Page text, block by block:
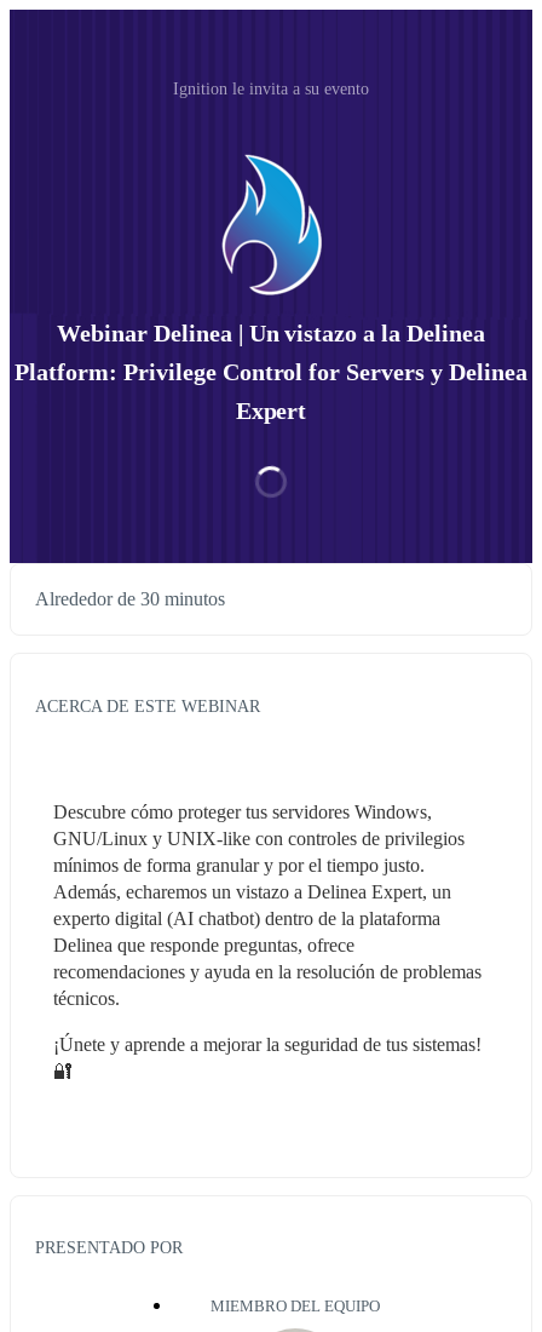
Ignition le invita a su evento
Webinar Delinea | Un vistazo a la Delinea
Platform: Privilege Control for Servers y Delinea
Expert
Alrededor de 30 minutos
ACERCA DE ESTE WEBINAR
Descubre cómo proteger tus servidores Windows,
GNU/Linux y UNIX-like con controles de privilegios
mínimos de forma granular y por el tiempo justo.
Además, echaremos un vistazo a Delinea Expert, un
experto digital (AI chatbot) dentro de la plataforma
Delinea que responde preguntas, ofrece
recomendaciones y ayuda en la resolución de problemas
técnicos.
¡Únete y aprende a mejorar la seguridad de tus sistemas!
🔐
PRESENTADO POR
MIEMBRO DEL EQUIPO